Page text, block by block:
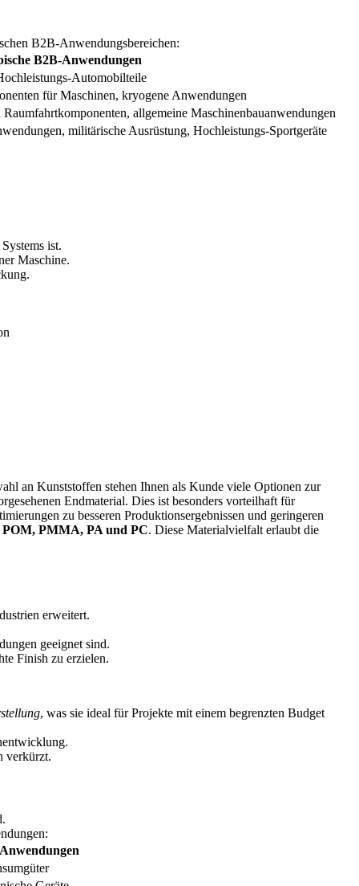
B2B-Anwendungsbereichen:
B2B-Anwendungen
Automobilteile
für Maschinen, kryogene Anwendungen
allgemeine Maschinenbauanwendungen
militärische Ausrüstung, Hochleistungs-Sportgeräte
an Kunststoffen stehen Ihnen als Kunde viele Optionen zur
Endmaterial. Dies ist besonders vorteilhaft für
zu besseren Produktionsergebnissen und geringeren
POM, PMMA, PA und PC. Diese Materialvielfalt erlaubt die
erweitert.
geeignet sind.
Finish zu erzielen.
, was sie ideal für Projekte mit einem begrenzten Budget
verkürzt.